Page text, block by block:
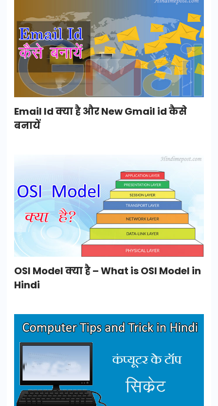
Email Id क्या है और New Gmail id कैसे
बनायें
OSI Model क्या है – What is OSI Model in
Hindi